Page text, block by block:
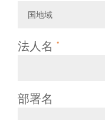
国地域
法人名 *
部署名